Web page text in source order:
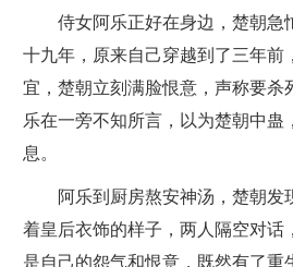
侍女阿乐正好在身边，楚朝急
十九年，原来自己穿越到了三年前
宜，楚朝立刻满脸恨意，声称要杀
乐在一旁不知所言，以为楚朝中蛊
息。
阿乐到厨房熬安神汤，楚朝发
着皇后衣饰的样子，两人隔空对话
是自己的怨气和恨意，既然有了重